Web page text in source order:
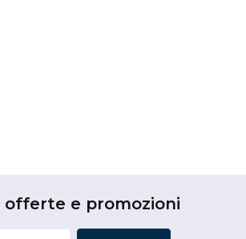
offerte e promozioni